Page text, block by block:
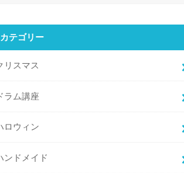
カテゴリー
リスマス
ラム講座
ロウィン
ンドメイド